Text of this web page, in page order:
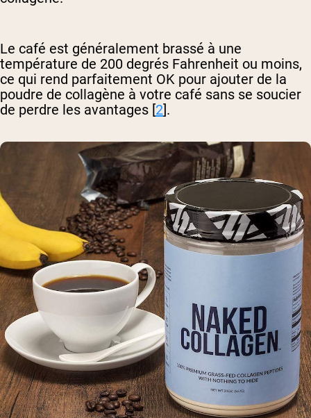
Le café est généralement brassé à une
température de 200 degrés Fahrenheit ou moins,
ce qui rend parfaitement OK pour ajouter de la
poudre de collagène à votre café sans se soucier
de perdre les avantages [2].